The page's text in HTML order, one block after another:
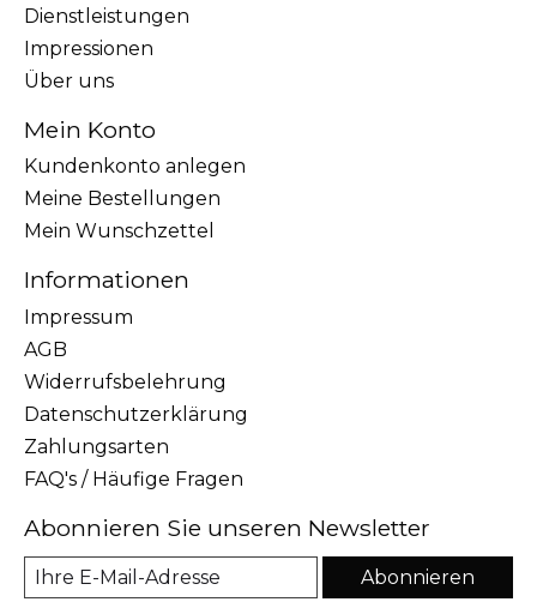
Dienstleistungen
Impressionen
Über uns
Mein Konto
Kundenkonto anlegen
Meine Bestellungen
Mein Wunschzettel
Informationen
Impressum
AGB
Widerrufsbelehrung
Datenschutzerklärung
Zahlungsarten
FAQ's / Häufige Fragen
Abonnieren Sie unseren Newsletter
Abonnieren